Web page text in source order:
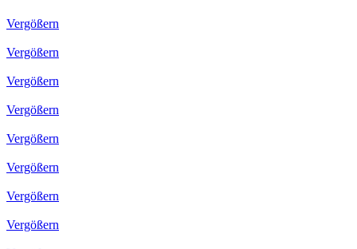
Vergößern
Vergößern
Vergößern
Vergößern
Vergößern
Vergößern
Vergößern
Vergößern